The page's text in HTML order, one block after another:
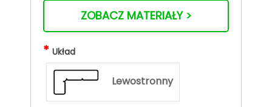
ZOBACZ MATERIAŁY >
* Układ
Lewostronny